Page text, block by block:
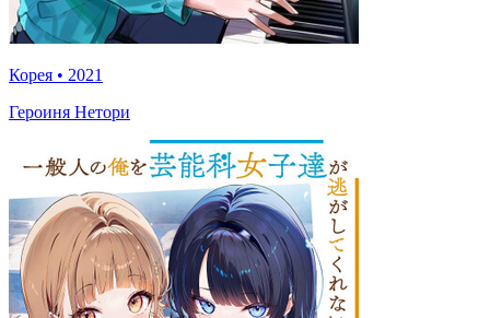
Корея • 2021
Героиня Нетори